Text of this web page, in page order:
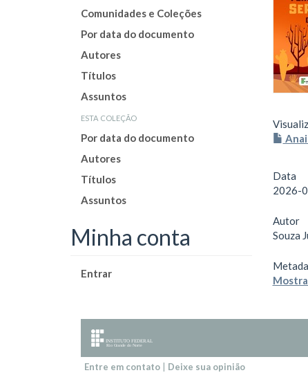
Comunidades e Coleções
Por data do documento
Autores
Títulos
Assuntos
esta coleção
Por data do documento
Autores
Títulos
Assuntos
Minha conta
Entrar
Data
2026-
Autor
Souza
Entre em contato Deixe sua opinião